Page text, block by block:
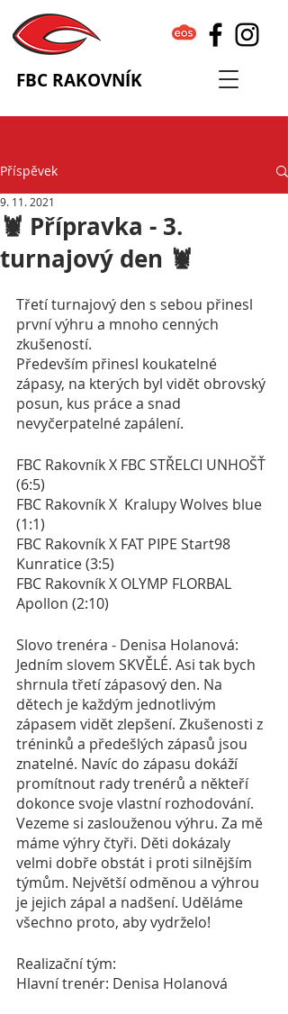
FBC RAKOVNÍK
Příspěvek
🦞 Přípravka - 3.
turnajový den 🦞
9. 11. 2021
Třetí turnajový den s sebou přinesl
první výhru a mnoho cenných
zkušeností.
Především přinesl koukatelné
zápasy, na kterých byl vidět obrovský
posun, kus práce a snad
nevyčerpatelné zapálení.
FBC Rakovník X FBC STŘELCI UNHOŠŤ
(6:5)
FBC Rakovník X  Kralupy Wolves blue
(1:1)
FBC Rakovník X FAT PIPE Start98
Kunratice (3:5)
FBC Rakovník X OLYMP FLORBAL
Apollon (2:10)
Slovo trenéra - Denisa Holanová:
Jedním slovem SKVĚLÉ. Asi tak bych
shrnula třetí zápasový den. Na
dětech je každým jednotlivým
zápasem vidět zlepšení. Zkušenosti z
tréninků a předešlých zápasů jsou
znatelné. Navíc do zápasu dokáží
promítnout rady trenérů a někteří
dokonce svoje vlastní rozhodování.
Vezeme si zaslouženou výhru. Za mě
máme výhry čtyři. Děti dokázaly
velmi dobře obstát i proti silnějším
týmům. Největší odměnou a výhrou
je jejich zápal a nadšení. Uděláme
všechno proto, aby vydrželo!
Realizační tým:
Hlavní trenér: Denisa Holanová